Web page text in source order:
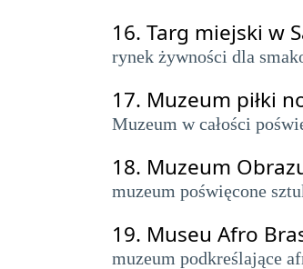
16. Targ miejski w
rynek żywności dla
17. Muzeum piłki
Muzeum w całości
18. Muzeum
muzeum poświęcone
19. Museu Afro
muzeum podkreślające